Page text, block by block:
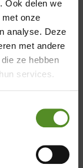
Ook delen we
onze
analyse. Deze
met andere
ze hebben
services.